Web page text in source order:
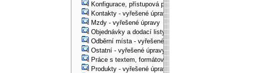
Konfigurace, přístupová práva, ... - vyřešené úpravy
Kontakty - vyřešené úpravy
Mzdy - vyřešené úpravy
Objednávky a dodací listy - vyřešené úpravy
Odběrní místa - vyřešené úpravy
Ostatní - vyřešené úpravy
Práce s textem, formátování, ... - vyřešené úpravy
Produkty - vyřešené úpravy